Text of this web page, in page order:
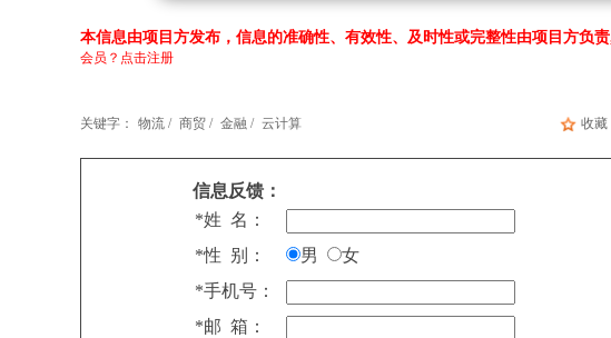
本信息由项目方发布，信息的准确性、有效性、及时性或完整性由项目方负
会员？点击注册
关键字： 物流 / 商贸 / 金融 / 云计算 收藏
信息反馈：
*姓 名：
*性 别：
男
女
*手机号：
*邮 箱：